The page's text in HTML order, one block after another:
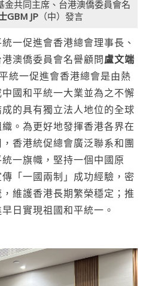
共同主席、台港澳僑委員會名
GBM JP（中）發言
一促進會香港總會理事長、
澳僑委員會名譽顧問盧文端
統一促進會香港總會是由熱
國和平統一大業並為之不懈
的具有獨立法人地位的全球
。為更好地發揮香港各界在
香港統促總會廣泛聯系和團
一旗幟，堅持一個中國原
「一國兩制」成功經驗，密
維護香港長期繁榮穩定；推
日實現祖國和平統一。